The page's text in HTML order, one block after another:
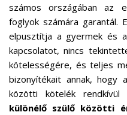
számos országában az
foglyok számára garantál.
elpusztítja a gyermek és
kapcsolatot, nincs
kötelességére, és teljes
bizonyítékait annak, hogy
közötti kötelék rendkívül
különélő szülő közötti